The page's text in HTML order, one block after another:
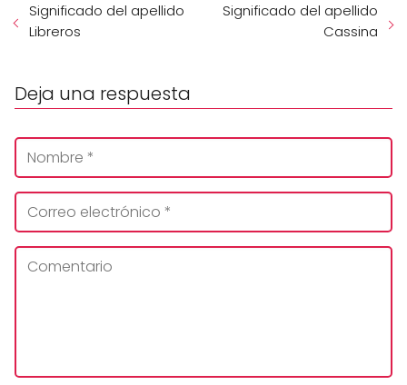
Significado del apellido
Libreros
Significado del apellido
Cassina
Deja una respuesta